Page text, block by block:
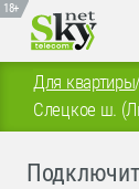
18+
Для квартиры
Слецкое ш.